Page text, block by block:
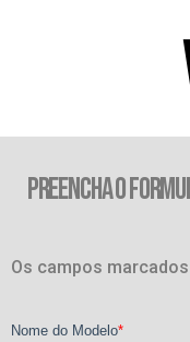
PREENCHA O
Os campos